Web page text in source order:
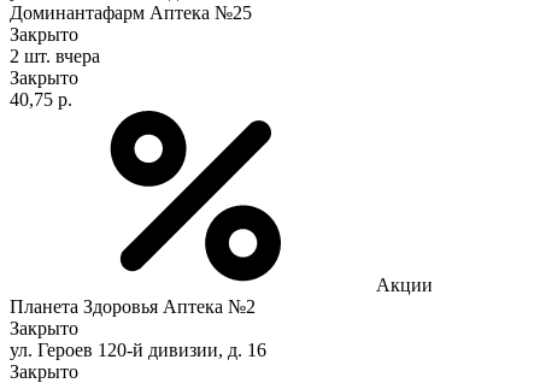
Доминантафарм Аптека №25
Закрыто
2 шт. вчера
Закрыто
40,75 р.
Акции
Планета Здоровья Аптека №2
Закрыто
ул. Героев 120-й дивизии, д. 16
Закрыто